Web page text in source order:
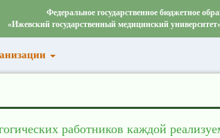
Федеральное государственное бюджетное
«Ижевский государственный медицинский
работников каждой